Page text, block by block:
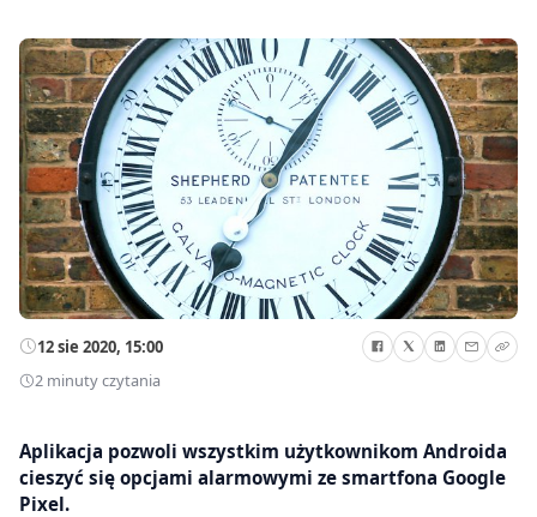
12 sie 2020, 15:00
2 minuty czytania
Aplikacja pozwoli wszystkim użytkownikom Androida
cieszyć się opcjami alarmowymi ze smartfona Google
Pixel.